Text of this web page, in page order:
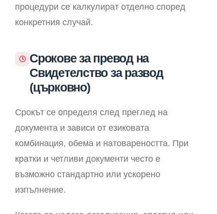
процедури се калкулират отделно според
конкретния случай.
Срокове за превод на
Свидетелство за развод
(църковно)
Срокът се определя след преглед на
документа и зависи от езиковата
комбинация, обема и натовареността. При
кратки и четливи документи често е
възможно стандартно или ускорено
изпълнение.